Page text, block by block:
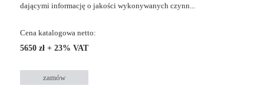
dającymi informację o jakości wykonywanych czynn...
Cena katalogowa netto:
5650 zł + 23% VAT
zamów